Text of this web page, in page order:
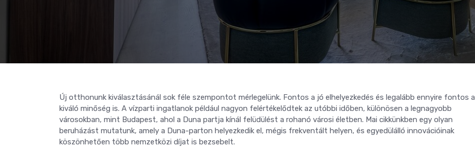
Új otthonunk kiválasztásánál sok féle szempontot mérlegelünk. Fontos a jó elhelyezkedés és legalább ennyire fontos a
kiváló minőség is. A vízparti ingatlanok például nagyon felértékelődtek az utóbbi időben, különösen a legnagyobb
városokban, mint Budapest, ahol a Duna partja kínál felüdülést a rohanó városi életben. Mai cikkünkben egy olyan
beruházást mutatunk, amely a Duna-parton helyezkedik el, mégis frekventált helyen, és egyedülálló innovációinak
köszönhetően több nemzetközi díjat is bezsebelt.